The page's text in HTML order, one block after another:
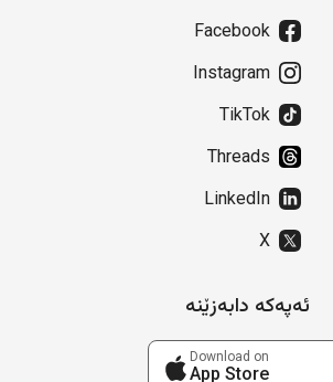
Facebook
Instagram
TikTok
Threads
LinkedIn
X
ئەپەکە دابەزێنە
Download on
App Store